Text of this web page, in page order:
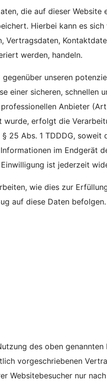
die auf dieser Website
Hierbei kann es sich
Vertragsdaten,
werden, handeln.
unseren
einer sicheren, schnellen
Anbieter
wurde, erfolgt die
25 Abs. 1 TDDDG, soweit
im Endgerät
ist jederzeit
wie dies zur
auf diese Daten befolgen.
des oben genannten
vorgeschriebenen
Websitebesucher nur